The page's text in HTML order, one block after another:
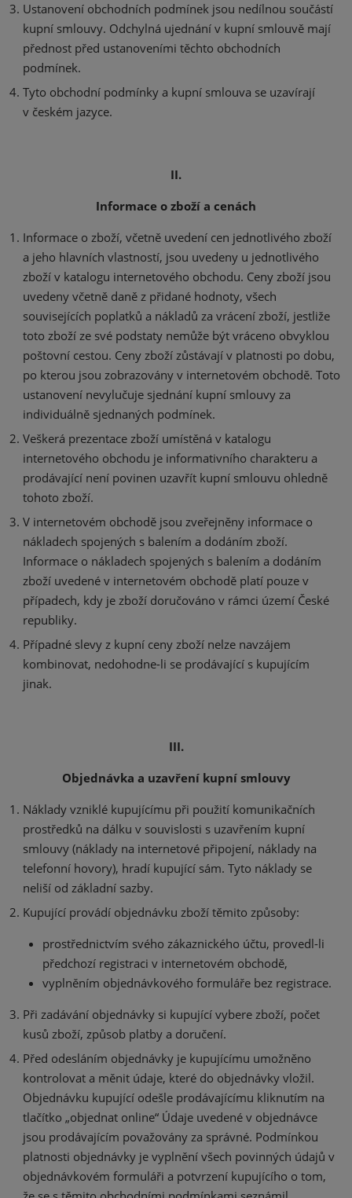
Ustanovení obchodních podmínek jsou nedílnou součástí
kupní smlouvy. Odchylná ujednání v kupní smlouvě mají
přednost před ustanoveními těchto obchodních
podmínek.
Tyto obchodní podmínky a kupní smlouva se uzavírají
v českém jazyce.
II.
Informace o zboží a cenách
Informace o zboží, včetně uvedení cen jednotlivého zboží
a jeho hlavních vlastností, jsou uvedeny u jednotlivého
zboží v katalogu internetového obchodu. Ceny zboží jsou
uvedeny včetně daně z přidané hodnoty, všech
souvisejících poplatků a nákladů za vrácení zboží, jestliže
toto zboží ze své podstaty nemůže být vráceno obvyklou
poštovní cestou. Ceny zboží zůstávají v platnosti po dobu,
po kterou jsou zobrazovány v internetovém obchodě. Toto
ustanovení nevylučuje sjednání kupní smlouvy za
individuálně sjednaných podmínek.
Veškerá prezentace zboží umístěná v katalogu
internetového obchodu je informativního charakteru a
prodávající není povinen uzavřít kupní smlouvu ohledně
tohoto zboží.
V internetovém obchodě jsou zveřejněny informace o
nákladech spojených s balením a dodáním zboží.
Informace o nákladech spojených s balením a dodáním
zboží uvedené v internetovém obchodě platí pouze v
případech, kdy je zboží doručováno v rámci území České
republiky.
Případné slevy z kupní ceny zboží nelze navzájem
kombinovat, nedohodne-li se prodávající s kupujícím
jinak.
III.
Objednávka a uzavření kupní smlouvy
Náklady vzniklé kupujícímu při použití komunikačních
prostředků na dálku v souvislosti s uzavřením kupní
smlouvy (náklady na internetové připojení, náklady na
telefonní hovory), hradí kupující sám. Tyto náklady se
neliší od základní sazby.
Kupující provádí objednávku zboží těmito způsoby:
prostřednictvím svého zákaznického účtu, provedl-li
předchozí registraci v internetovém obchodě,
vyplněním objednávkového formuláře bez registrace.
Při zadávání objednávky si kupující vybere zboží, počet
kusů zboží, způsob platby a doručení.
Před odesláním objednávky je kupujícímu umožněno
kontrolovat a měnit údaje, které do objednávky vložil.
Objednávku kupující odešle prodávajícímu kliknutím na
tlačítko „objednat online“ Údaje uvedené v objednávce
jsou prodávajícím považovány za správné. Podmínkou
platnosti objednávky je vyplnění všech povinných údajů v
objednávkovém formuláři a potvrzení kupujícího o tom,